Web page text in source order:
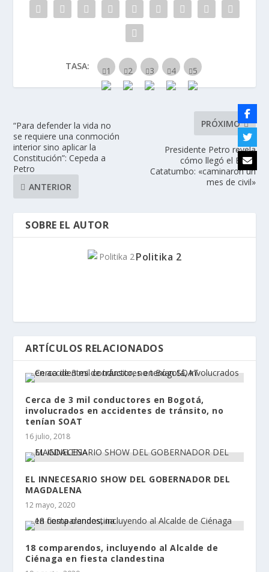
TASA:
“Para defender la vida no
se requiere una conmoción
interior sino aplicar la
Constitución”: Cepeda a
Petro
ANTERIOR
PRÓXIMO
Presidente Petro revela
cómo llegó el Eln al
Catatumbo: «caminaron un
mes de civil»
SOBRE EL AUTOR
Politika 2
ARTÍCULOS RELACIONADOS
Cerca de 3 mil conductores en Bogotá,
involucrados en accidentes de tránsito, no
tenían SOAT
16 julio, 2018
EL INNECESARIO SHOW DEL GOBERNADOR DEL
MAGDALENA
12 mayo, 2020
18 comparendos, incluyendo al Alcalde de
Ciénaga en fiesta clandestina